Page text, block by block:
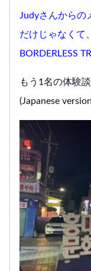
Judyさんからの
だけじゃなくて
BORDERLESS
もう1名の体験
(Japanese